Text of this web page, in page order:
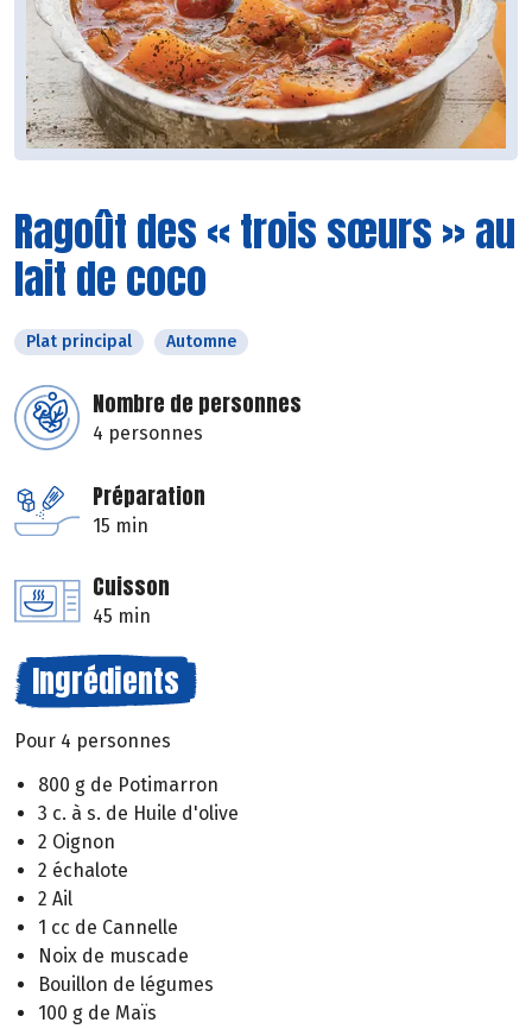
Ragoût des « trois sœurs » au
lait de coco
Plat principal Automne
Nombre de personnes
4 personnes
Préparation
15 min
Cuisson
45 min
Ingrédients
Pour 4 personnes
800 g de Potimarron
3 c. à s. de Huile d'olive
2 Oignon
2 échalote
2 Ail
1 cc de Cannelle
Noix de muscade
Bouillon de légumes
100 g de Maïs